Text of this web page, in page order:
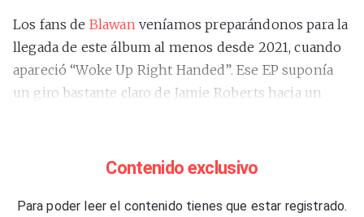
Los fans de Blawan veníamos preparándonos para la
llegada de este álbum al menos desde 2021, cuando
apareció “Woke Up Right Handed”. Ese EP suponía
un giro bastante claro de Jamie Roberts hacia un
Luego vinieron “Dismantled Into Juice” (2023) y
sello), que confirmaron y ampliaron, cada uno un
Contenido exclusivo
Para poder leer el contenido tienes que estar registrado.